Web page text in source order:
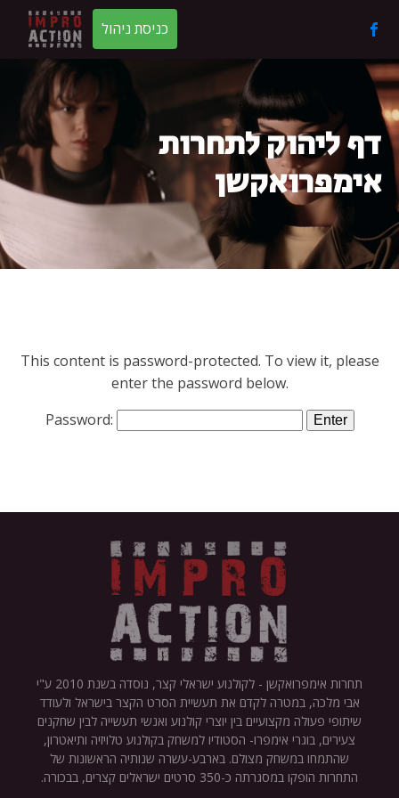
כניסת ניהול
דף ליהוק לתחרות
אימפרואקשן
This content is password-protected. To view it, please
enter the password below.
Password:
תחרות אימפרואקשן - לקולנוע ישראלי קצר, נוסדה בשנת 2010 ע"י
אבי מלכה, במטרה לקדם את תעשיית הסרט הקצר בישראל ולעודד
שיתופי פעולה מקצועיים בין יוצרי קולנוע ואנשי תעשייה לבין שחקנים
צעירים, בוגרי אימפרו- הסטודיו למשחק בקולנוע טלויזיה ותיאטרון,
שהתמחו במשחק מצולם. בארבע-עשרה שנותיה הראשונות של
התחרות הופקו במסגרתה כ-350 סרטים ישראלים קצרים, בבכורה.